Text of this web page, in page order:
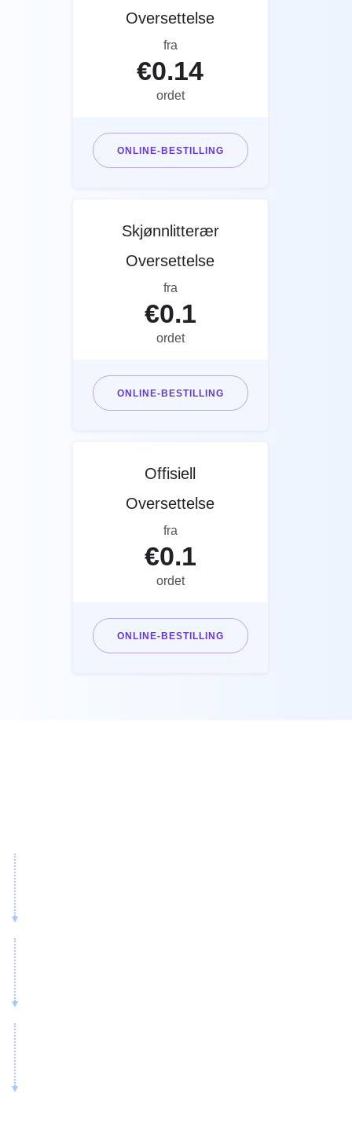
Oversettelse
fra
€0.14
ordet
ONLINE-BESTILLING
Skjønnlitterær
Oversettelse
fra
€0.1
ordet
ONLINE-BESTILLING
Offisiell
Oversettelse
fra
€0.1
ordet
ONLINE-BESTILLING